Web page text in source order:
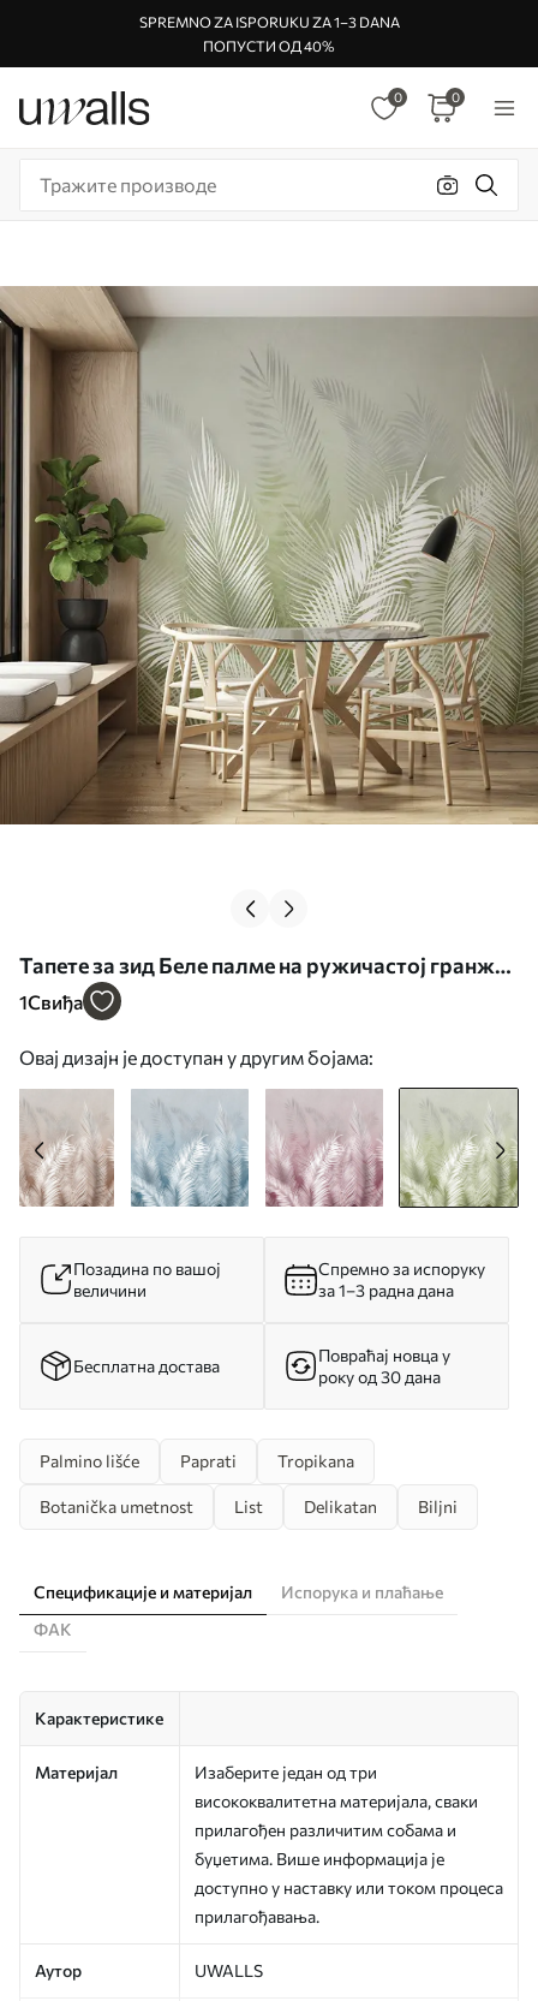
SPREMNO ZA ISPORUKU ZA 1–3 DANA
ПОПУСТИ ОД 40%
0 0
Тапете за зид Беле палме на ружичастој гранж
позадини. у зеленим бојама бр. u74601v3
1Свиђа
Овај дизајн је доступан у другим бојама:
Позадина по вашој
величини
Спремно за испоруку
за 1–3 радна дана
Бесплатна достава
Повраћај новца у
року од 30 дана
Palmino lišće Paprati Tropikana
Botanička umetnost List Delikatan Biljni
Спецификације и материјал
Испорука и плаћање
ФАК
Карактеристике
Материјал
Изаберите један од три
висококвалитетна материјала, сваки
прилагођен различитим собама и
буџетима. Више информација је
доступно у наставку или током процеса
прилагођавања.
Аутор UWALLS